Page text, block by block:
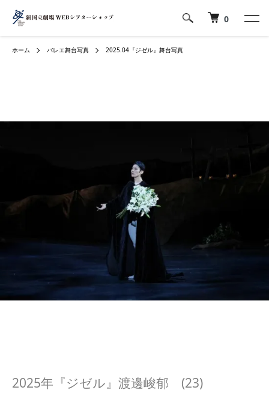
0
ホーム バレエ舞台写真 2025.04『ジゼル』舞台写真
2025年『ジゼル』渡邊峻郁 (23)